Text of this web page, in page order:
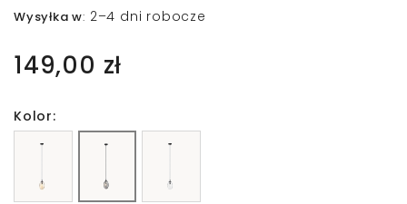
Wysyłka w: 2–4 dni robocze
149,00 zł
Kolor: